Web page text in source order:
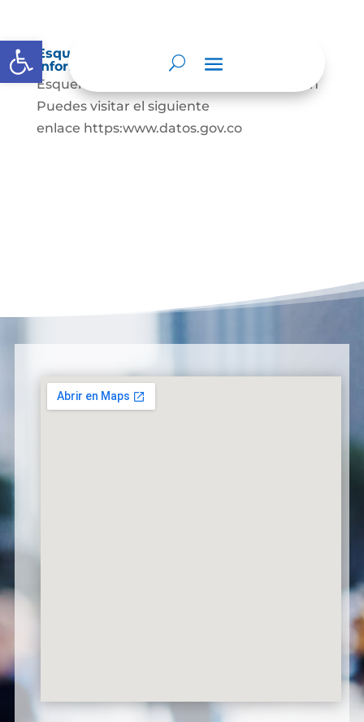
Abrir barra de herramientas
Esquema de publicación de la
información
Esquema de publicacion de la informacion
Puedes visitar el siguiente
enlace https:www.datos.gov.co